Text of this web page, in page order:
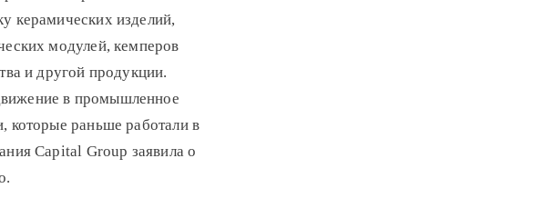
керамических изделий,
модулей, кемперов
и другой продукции.
в промышленное
которые раньше работали в
Capital Group заявила о